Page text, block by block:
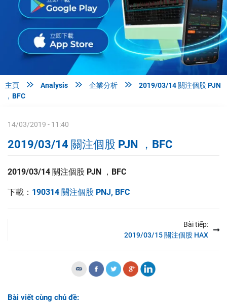
主頁  Analysis  企業分析 
2019/03/14 關注個股 PJN
，BFC
14/03/2019 - 11:40
2019/03/14 關注個股 PJN ，BFC
2019/03/14 關注個股 PJN ，BFC
下載： 190314 關注個股 PNJ, BFC
Bài tiếp:
2019/03/15 關注個股 HAX
Bài viết cùng chủ đề: